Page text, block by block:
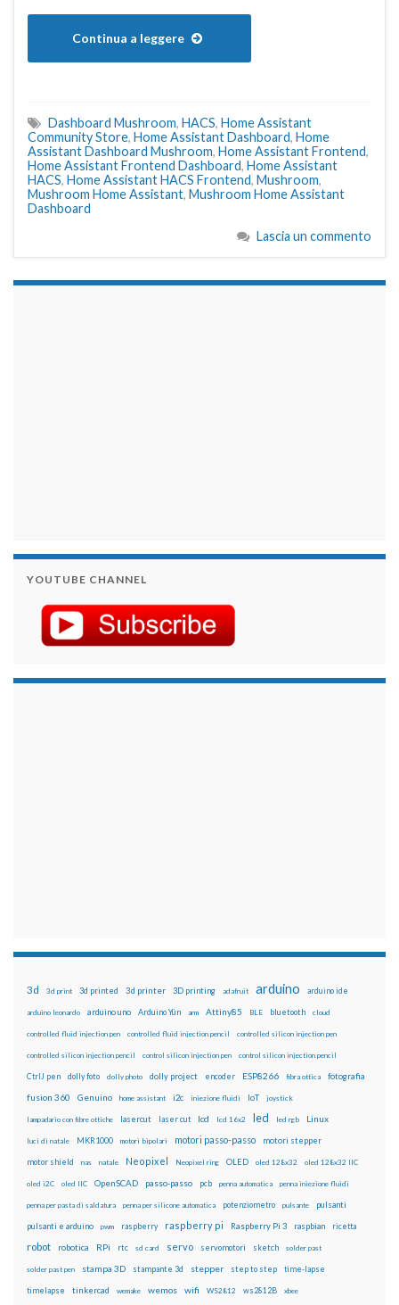
Continua a leggere
Dashboard Mushroom, HACS, Home Assistant
Community Store, Home Assistant Dashboard, Home
Assistant Dashboard Mushroom, Home Assistant Frontend,
Home Assistant Frontend Dashboard, Home Assistant
HACS, Home Assistant HACS Frontend, Mushroom,
Mushroom Home Assistant, Mushroom Home Assistant
Dashboard
Lascia un commento
YOUTUBE CHANNEL
3d 3d print 3d printed 3d printer 3D printing adafruit arduino arduino ide
arduino leonardo arduino uno Arduino Yún arm Attiny85 BLE bluetooth cloud
controlled fluid injection pen controlled fluid injection pencil controlled silicon injection pen
controlled silicon injection pencil control silicon injection pen control silicon injection pencil
CtrlJ pen dolly foto dolly photo dolly project encoder ESP8266 fibra ottica fotografia
fusion 360 Genuino home assistant i2c iniezione fluidi IoT joystick
lampadario con fibre ottiche lasercut laser cut lcd lcd 16x2 led led rgb Linux
luci di natale MKR1000 motori bipolari motori passo-passo motori stepper
motor shield nas natale Neopixel Neopixel ring OLED oled 128x32 oled 128x32 IIC
oled i2C oled IIC OpenSCAD passo-passo pcb penna automatica penna iniezione fluidi
penna per pasta di saldatura penna per silicone automatica potenziometro pulsante pulsanti
pulsanti e arduino pwm raspberry raspberry pi Raspberry Pi 3 raspbian ricetta
robot robotica RPi rtc sd card servo servomotori sketch solder past
solder past pen stampa 3D stampante 3d stepper step to step time-lapse
timelapse tinkercad wemake wemos wifi WS2812 ws2812B xbee